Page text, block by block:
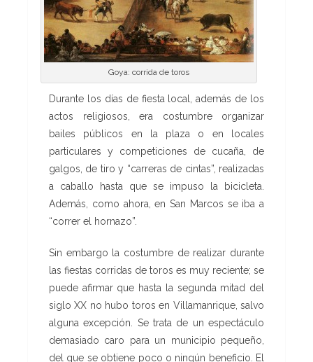
Goya: corrida de toros
Durante los días de fiesta local, además de los
actos religiosos, era costumbre organizar
bailes públicos en la plaza o en locales
particulares y competiciones de cucaña, de
galgos, de tiro y “carreras de cintas”, realizadas
a caballo hasta que se impuso la bicicleta.
Además, como ahora, en San Marcos se iba a
“correr el hornazo”.
Sin embargo la costumbre de realizar durante
las fiestas corridas de toros es muy reciente; se
puede afirmar que hasta la segunda mitad del
siglo XX no hubo toros en Villamanrique, salvo
alguna excepción. Se trata de un espectáculo
demasiado caro para un municipio pequeño,
del que se obtiene poco o ningún beneficio. El